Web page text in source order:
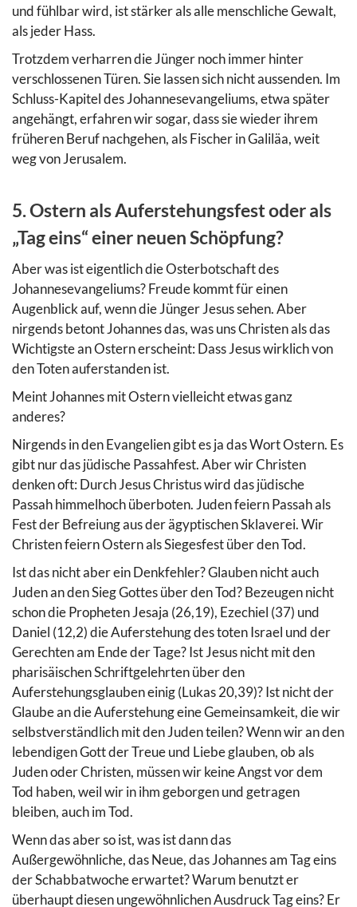
und fühlbar wird, ist stärker als alle menschliche Gewalt,
als jeder Hass.
Trotzdem verharren die Jünger noch immer hinter
verschlossenen Türen. Sie lassen sich nicht aussenden. Im
Schluss-Kapitel des Johannesevangeliums, etwa später
angehängt, erfahren wir sogar, dass sie wieder ihrem
früheren Beruf nachgehen, als Fischer in Galiläa, weit
weg von Jerusalem.
5. Ostern als Auferstehungsfest oder als
„Tag eins“ einer neuen Schöpfung?
Aber was ist eigentlich die Osterbotschaft des
Johannesevangeliums? Freude kommt für einen
Augenblick auf, wenn die Jünger Jesus sehen. Aber
nirgends betont Johannes das, was uns Christen als das
Wichtigste an Ostern erscheint: Dass Jesus wirklich von
den Toten auferstanden ist.
Meint Johannes mit Ostern vielleicht etwas ganz
anderes?
Nirgends in den Evangelien gibt es ja das Wort Ostern. Es
gibt nur das jüdische Passahfest. Aber wir Christen
denken oft: Durch Jesus Christus wird das jüdische
Passah himmelhoch überboten. Juden feiern Passah als
Fest der Befreiung aus der ägyptischen Sklaverei. Wir
Christen feiern Ostern als Siegesfest über den Tod.
Ist das nicht aber ein Denkfehler? Glauben nicht auch
Juden an den Sieg Gottes über den Tod? Bezeugen nicht
schon die Propheten Jesaja (26,19), Ezechiel (37) und
Daniel (12,2) die Auferstehung des toten Israel und der
Gerechten am Ende der Tage? Ist Jesus nicht mit den
pharisäischen Schriftgelehrten über den
Auferstehungsglauben einig (Lukas 20,39)? Ist nicht der
Glaube an die Auferstehung eine Gemeinsamkeit, die wir
selbstverständlich mit den Juden teilen? Wenn wir an den
lebendigen Gott der Treue und Liebe glauben, ob als
Juden oder Christen, müssen wir keine Angst vor dem
Tod haben, weil wir in ihm geborgen und getragen
bleiben, auch im Tod.
Wenn das aber so ist, was ist dann das
Außergewöhnliche, das Neue, das Johannes am Tag eins
der Schabbatwoche erwartet? Warum benutzt er
überhaupt diesen ungewöhnlichen Ausdruck Tag eins? Er